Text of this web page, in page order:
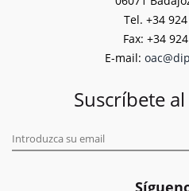
Tel. +34
Fax: +34
E-mail:
Suscríbete